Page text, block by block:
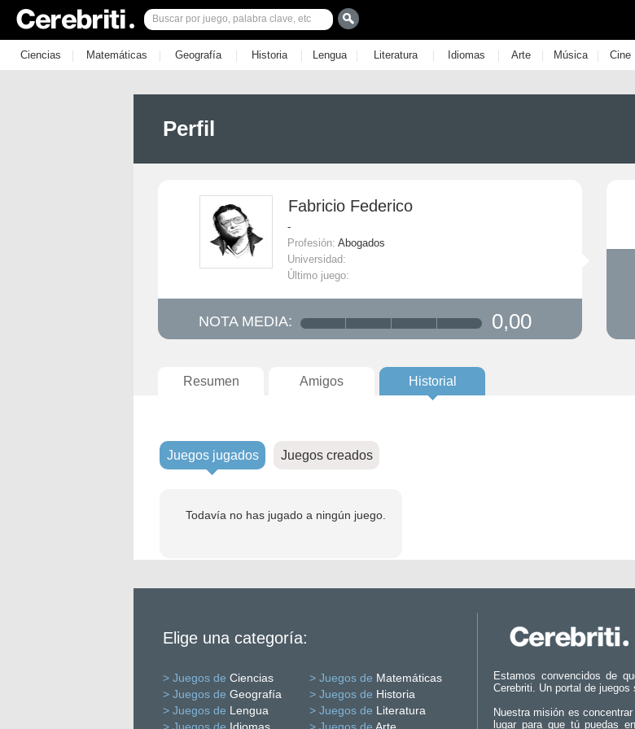
Ciencias | Matemáticas | Geografía | Historia | Lengua | Literatura | Idiomas | Arte | Música | Cine
Perfil
Fabricio Federico
-
Profesión: Abogados
Universidad:
Último juego:
NOTA MEDIA: 0,00
Resumen Amigos Historial
Juegos jugados Juegos creados
Todavía no has jugado a ningún juego.
Elige una categoría:
> Juegos de Ciencias > Juegos de Matemáticas
> Juegos de Geografía > Juegos de Historia
> Juegos de Lengua > Juegos de Literatura
Estamos convencidos de
Cerebriti. Un portal de
Nuestra misión es
lugar para que tú puedas